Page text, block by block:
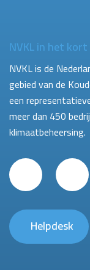
NVKL in het kort
NVKL is de
gebied van de
een
meer dan 450
klimaatbeheersing.
Helpdesk